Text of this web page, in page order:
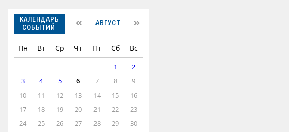
КАЛЕНДАРЬ
СОБЫТИЙ
АВГУСТ
Пн Вт Ср Чт Пт Сб Вс
1
2
3
4 5 6 7 8
9
10
11 12 13 14 15
16
17
18 19 20 21 22
23
24
25 26 27 28 29 30